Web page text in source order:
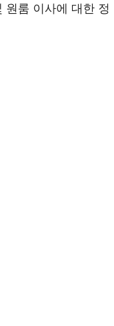
원룸 이사에 대한 정